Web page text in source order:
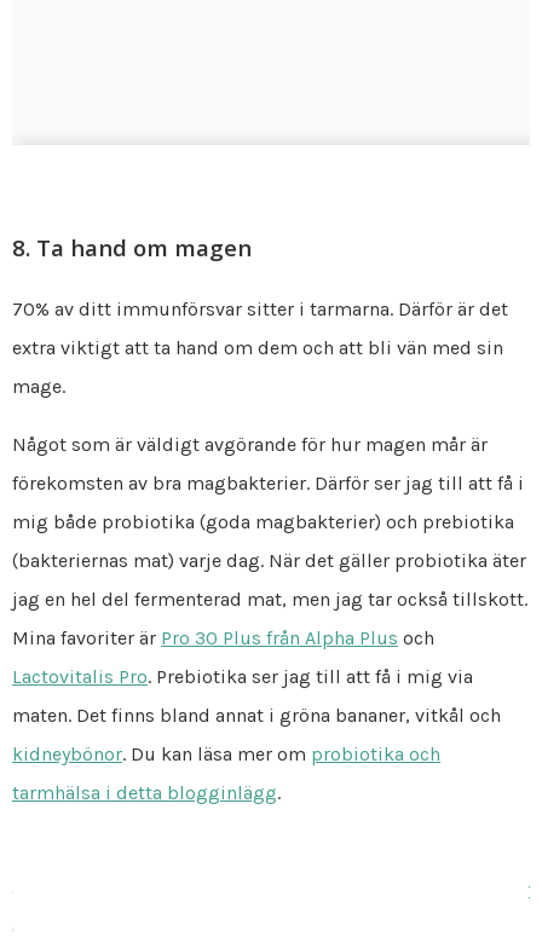
8. Ta hand om magen
70% av ditt immunförsvar sitter i tarmarna. Därför är det
extra viktigt att ta hand om dem och att bli vän med sin
mage.
Något som är väldigt avgörande för hur magen mår är
förekomsten av bra magbakterier. Därför ser jag till att få i
mig både probiotika (goda magbakterier) och prebiotika
(bakteriernas mat) varje dag. När det gäller probiotika äter
jag en hel del fermenterad mat, men jag tar också tillskott.
Mina favoriter är Pro 30 Plus från Alpha Plus och
Lactovitalis Pro. Prebiotika ser jag till att få i mig via
maten. Det finns bland annat i gröna bananer, vitkål och
kidneybönor. Du kan läsa mer om probiotika och
tarmhälsa i detta blogginlägg.
att äta enzymer. Ta gärna en titt på
mitt inlägg om enzymer
också om du inte redan gjort det.